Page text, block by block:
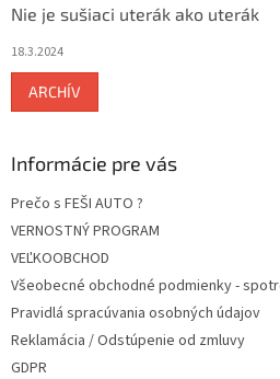
Nie je sušiaci uterák ako uterák
18.3.2024
ARCHÍV
Informácie pre vás
Prečo s FEŠI AUTO ?
VERNOSTNÝ PROGRAM
VEĽKOOBCHOD
Všeobecné obchodné podmienky -
Pravidlá spracúvania osobných údajov
Reklamácia / Odstúpenie od zmluvy
GDPR